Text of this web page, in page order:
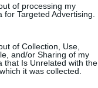
of processing my
for Targeted Advertising.
of Collection, Use,
and/or Sharing of my
that Is Unrelated with the
it was collected.
ADV